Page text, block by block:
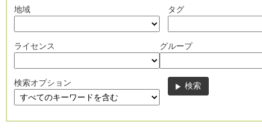
地域 タグ
ライセンス グループ
検索オプション